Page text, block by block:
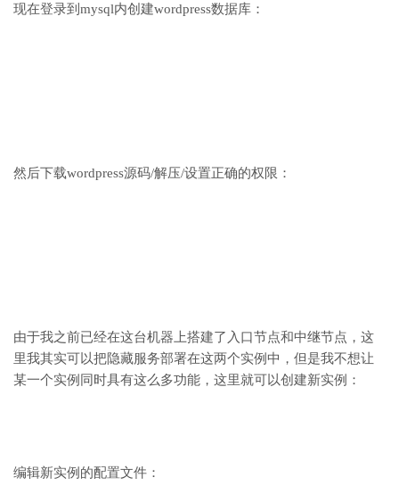
现在登录到mysql内创建wordpress数据库：
然后下载wordpress源码/解压/设置正确的权限：
由于我之前已经在这台机器上搭建了入口节点和中继节点，这
里我其实可以把隐藏服务部署在这两个实例中，但是我不想让
某一个实例同时具有这么多功能，这里就可以创建新实例：
编辑新实例的配置文件：